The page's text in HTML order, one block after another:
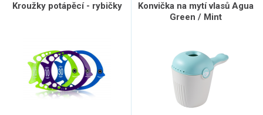
Kroužky potápěcí - rybičky
Konvička na mytí vlasů Agua
Green / Mint